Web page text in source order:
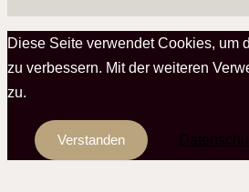
Diese Seite verwendet Cookies, um
zu verbessern. Mit der weiteren
zu.
Verstanden